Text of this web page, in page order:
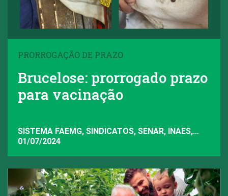
PRORROGAÇÃO DE PRAZO
Brucelose: prorrogado prazo
para vacinação
SISTEMA FAEMG, SINDICATOS, SENAR, INAES,
FAEMG
01/07/2024